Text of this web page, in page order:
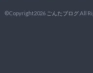
©Copyright2026 ごんたブログ.All